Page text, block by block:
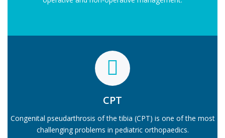
CPT
Congenital pseudarthrosis of the tibia (CPT) is one of the most
challenging problems in pediatric orthopaedics.